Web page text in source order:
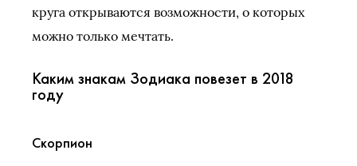
круга открываются возможности, о которых
можно только мечтать.
Каким знакам Зодиака повезет в 2018
году
Скорпион